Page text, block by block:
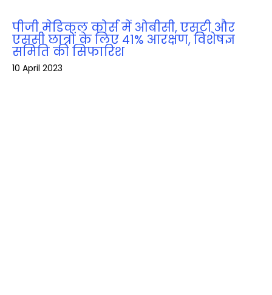
पीजी मेडिकल कोर्स में ओबीसी, एसटी और
एससी छात्रों के लिए 41% आरक्षण, विशेषज्ञ
समिति की सिफारिश
10 April 2023